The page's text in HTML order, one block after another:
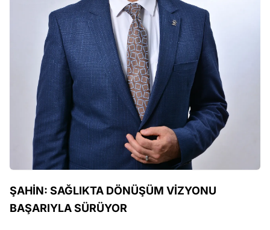
ŞAHİN: SAĞLIKTA DÖNÜŞÜM VİZYONU
BAŞARIYLA SÜRÜYOR